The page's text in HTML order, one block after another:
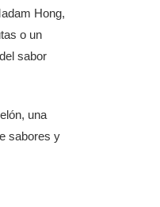
Hong,
o un
sabor
una
sabores y